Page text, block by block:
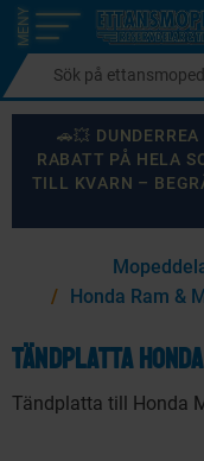
Meny
🚗💥
RABATT PÅ HELA
TILL KVARN –
KANSKE NÅGON AV
Honda Ram &
Tändplatta Honda
Tändplatta till Honda